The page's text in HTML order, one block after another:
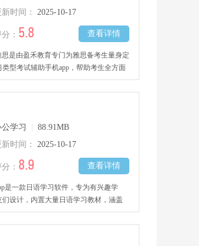
新时间：
2025-10-17
查看详情
： 5.8
是由盈禾教育专门为雅思备考生量身定
型考试辅助手机app，帮助考生全方面
词和历年真题全面分析，科学高效提高
户不要错过哦！
公学习
88.91MB
新时间：
2025-10-17
查看详情
： 8.9
是一款日语学习软件，专为有兴趣学
设计，内置大量日语学习教材，涵盖
方位提升日语水平。包含标准发音、日
语单词和五十音等。能制定学习计划，
，更有可爱宠物相伴学习。